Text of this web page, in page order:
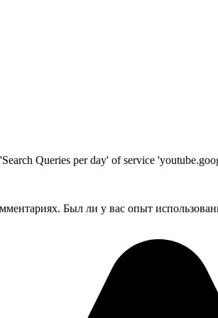
Queries per day' of service
Был ли у вас опыт